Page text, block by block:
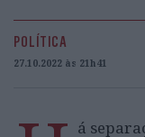
POLÍTICA
27.10.2022 às 21h41
á